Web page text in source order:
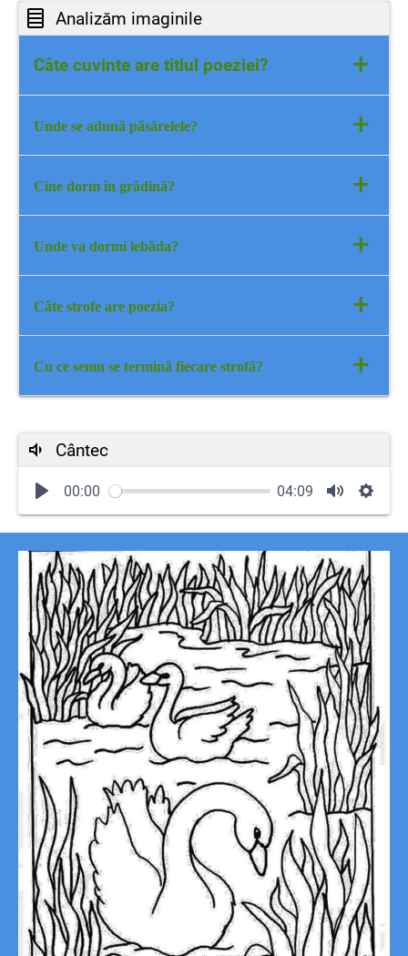
Analizăm imaginile
Câte cuvinte are titlul poeziei? +
Titlul poeziei are două cuvinte.
Unde se adună păsărelele? +
Păsărelele se adună pe la ramuri.
Cine dorm în grădină? +
Dorm florile în grădină.
Unde va dormi lebăda? +
Lebăda va dormi printre trestii.
Câte strofe are poezia? +
Poezia are patru strofe.
Cu ce semn se termină fiecare strofă? +
Cântec
00:00 04:09